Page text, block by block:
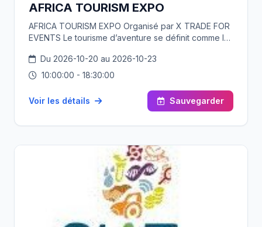
AFRICA TOURISM EXPO
AFRICA TOURISM EXPO Organisé par X TRADE FOR
EVENTS Le tourisme d’aventure se définit comme le
dehors de leur zone de confort, dans le but
d’explorer ou de voyager vers des régions
d’aventure est une forme de tourisme dans laquelle
les voyageurs participent à des activités d’aventure
Du 2026-10-20 au 2026-10-23
10:00:00 - 18:30:00
Voir les détails Sauvegarder